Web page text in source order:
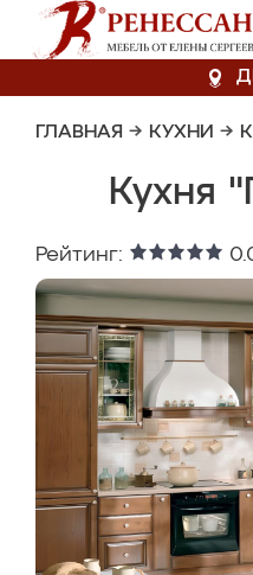
ГЛАВНАЯ → КУХНИ →
Кухня
Рейтинг: